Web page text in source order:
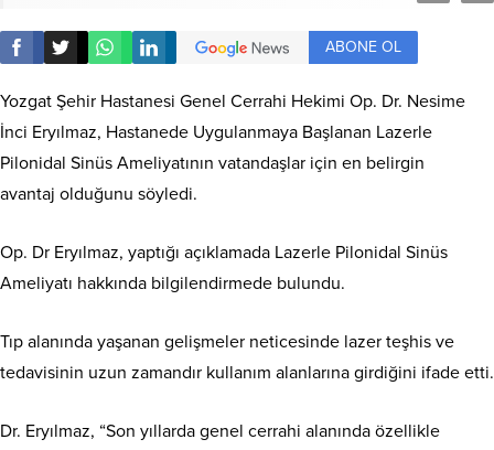
ABONE OL
Yozgat Şehir Hastanesi Genel Cerrahi Hekimi Op. Dr. Nesime
İnci Eryılmaz, Hastanede Uygulanmaya Başlanan Lazerle
Pilonidal Sinüs Ameliyatının vatandaşlar için en belirgin
avantaj olduğunu söyledi.
Op. Dr Eryılmaz, yaptığı açıklamada Lazerle Pilonidal Sinüs
Ameliyatı hakkında bilgilendirmede bulundu.
Tıp alanında yaşanan gelişmeler neticesinde lazer teşhis ve
tedavisinin uzun zamandır kullanım alanlarına girdiğini ifade etti.
Dr. Eryılmaz, “Son yıllarda genel cerrahi alanında özellikle